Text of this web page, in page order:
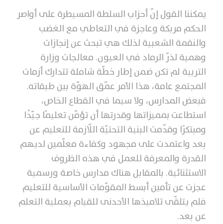
يمكننا القول إنّ أحزاب السلطة المسيطرة على أواصر
الحكم مربكة وعاجزة في التعاطي مع الغضب
والنقمة الشعبية لذلك هي تبحث عن إنجازات
وهمية لذرّ الرماد في العيون. معالجات وزارة
التربية لم تكن ضمن إطار خطّة شاملة تتدارك أزمات
المجتمع عامة، هذا الأمر عمّق الهوّة بين طبقاته.
فبعض المدارس، ولا سيما في القطاع الخاص،
استطاعت بمميزاتها وقدرتها أن تؤمّن تعليمًا جيّدًا
ومبتكرًا وقدّمت البنية التحتيّة اللّازمة للتعليم عن
بعد واعتمدت على مجهود وكفاءة معلّمين لديهم
القدرة والمعرفة للعمل في هذه الظروف
الاستثنائية. بالمقابل هناك مدارس خاصة ورسمية
عجزت عن تأمين أبسط المقوّمات الأساسية للتعليم
فلم يتلقّى تلاميذها الأحدنى للقيام بعملية التعلم
عن بعد.